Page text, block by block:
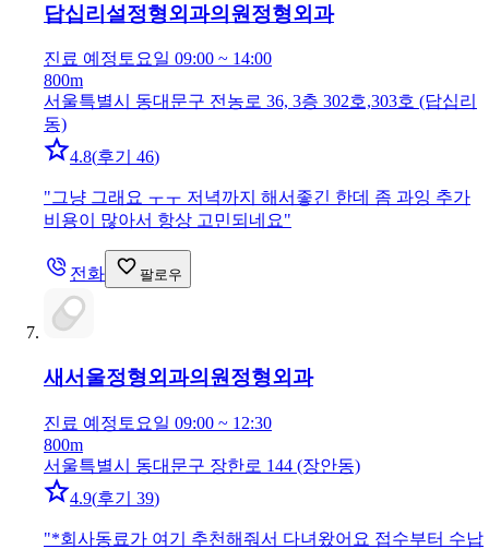
답십리설정형외과의원 정형외과
진료 예정 토요일 09:00 ~ 14:00
800m
서울특별시 동대문구 전농로 36, 3층 302호,303호 (답십리
동)
4.8(후기 46)
"그냥 그래요 ㅜㅜ 저녁까지 해서좋긴 한데 좀 과잉 추가
비용이 많아서 항상 고민되네요"
전화 팔로우
새서울정형외과의원 정형외과
진료 예정 토요일 09:00 ~ 12:30
800m
서울특별시 동대문구 장한로 144 (장안동)
4.9(후기 39)
"*회사동료가 여기 추천해줘서 다녀왔어요 접수부터 수납